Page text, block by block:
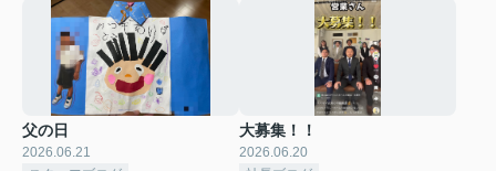
父の日
2026.06.21
大募集！！
2026.06.20